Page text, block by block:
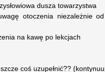
dusza towarzystwa
otoczenia niezależnie
na kawę po lekcjach
coś uzupełnić??